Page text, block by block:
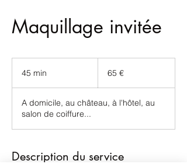
Maquillage invitée
45 min
i
n
65 €
A domicile, au château, à l'hôtel, au
salon de coiffure...
Description du service